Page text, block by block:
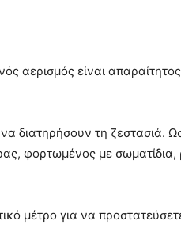
αερισμός είναι
διατηρήσουν τη ζεστασιά.
φορτωμένος με σωματίδια,
μέτρο για να